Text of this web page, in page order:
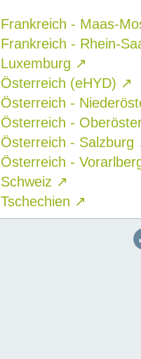
Frankreich - Maas-
Frankreich - Rhein-
Luxemburg ↗
Österreich (eHYD) ↗
Österreich -
Österreich -
Österreich - Salzburg
Österreich -
Schweiz ↗
Tschechien ↗